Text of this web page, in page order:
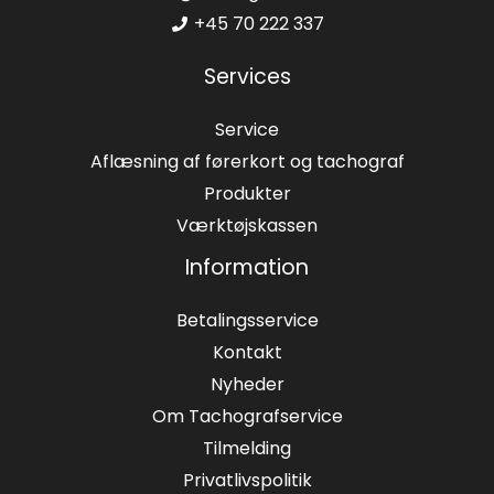
+45 70 222 337
Services
Service
Aflæsning af førerkort og tachograf
Produkter
Værktøjskassen
Information
Betalingsservice
Kontakt
Nyheder
Om Tachografservice
Tilmelding
Privatlivspolitik